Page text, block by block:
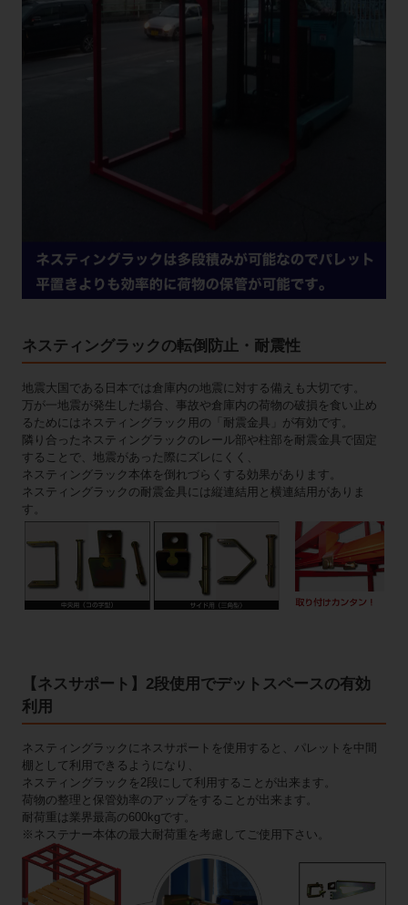
ネスティングラックの転倒防止・耐震性
地震大国である日本では倉庫内の地震に対する備えも大切です。
万が一地震が発生した場合、事故や倉庫内の荷物の破損を食い止め
るためにはネスティングラック用の「耐震金具」が有効です。
隣り合ったネスティングラックのレール部や柱部を耐震金具で固定
することで、地震があった際にズレにくく、
ネスティングラック本体を倒れづらくする効果があります。
ネスティングラックの耐震金具には縦連結用と横連結用がありま
す。
【ネスサポート】2段使用でデットスペースの有効
利用
ネスティングラックにネスサポートを使用すると、パレットを中間
棚として利用できるようになり、
ネスティングラックを2段にして利用することが出来ます。
荷物の整理と保管効率のアップをすることが出来ます。
耐荷重は業界最高の600kgです。
※ネステナー本体の最大耐荷重を考慮してご使用下さい。